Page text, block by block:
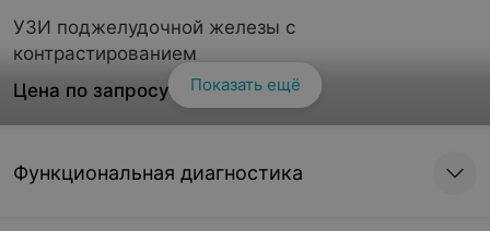
УЗИ поджелудочной железы с
контрастированием
Цена по запросу
УЗИ печени и желчного пузыря
Показать ещё
Функциональная диагностика